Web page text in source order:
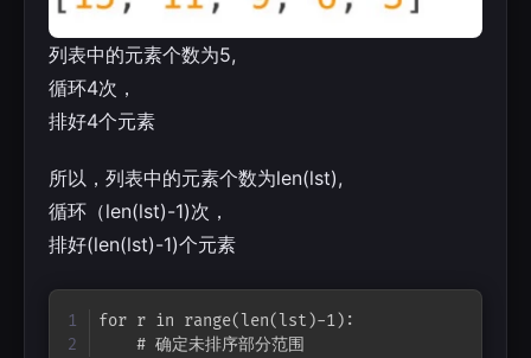
列表中的元素个数为5,
循环4次，
排好4个元素
所以，列表中的元素个数为len(lst),
循环（len(lst)-1)次，
排好(len(lst)-1)个元素
for r in range(len(lst)-1):
    # 确定未排序部分范围